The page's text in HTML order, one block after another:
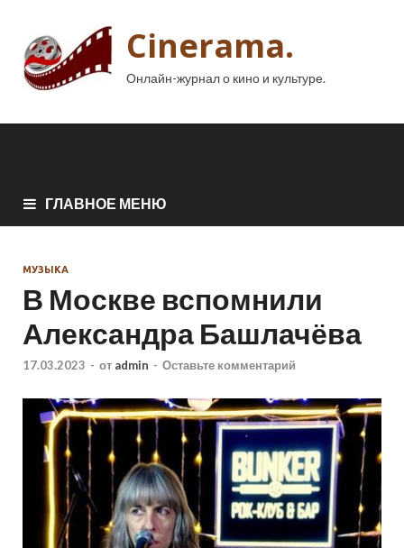
Cinerama.
Онлайн-журнал о кино и культуре.
ГЛАВНОЕ МЕНЮ
МУЗЫКА
В Москве вспомнили
Александра Башлачёва
17.03.2023 - от admin - Оставьте комментарий